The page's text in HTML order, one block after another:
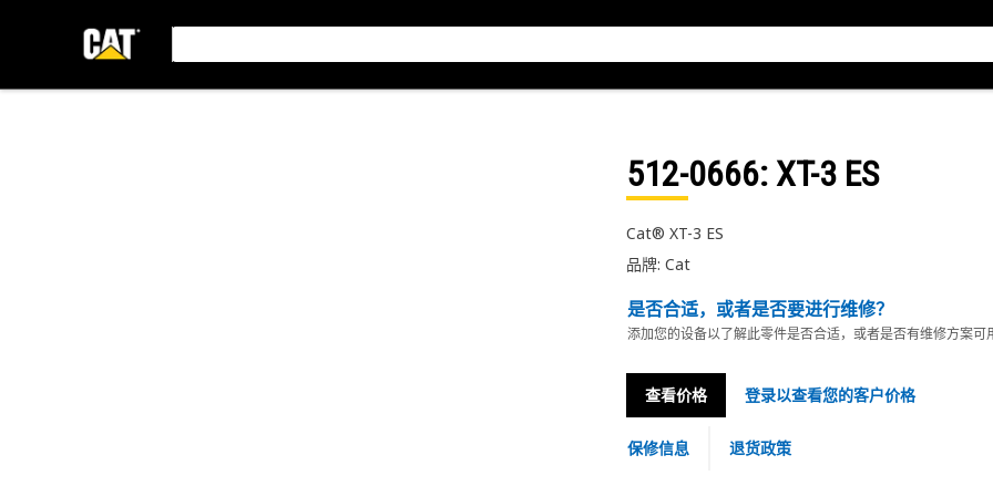
512-0666: XT-3 ES
Cat® XT-3 ES
品牌: Cat
是否合适，或者是否要进行维修？
添加您的设备以了解此零件是否合适，或者是否有维修方案可
查看价格 登录以查看您的客户价格
保修信息 退货政策